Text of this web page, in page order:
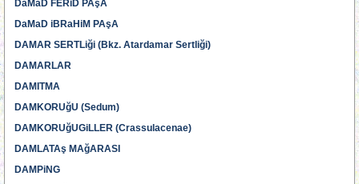
DaMaD FERiD PAşA
DaMaD iBRaHiM PAşA
DAMAR SERTLiği (Bkz. Atardamar Sertliği)
DAMARLAR
DAMITMA
DAMKORUğU (Sedum)
DAMKORUğUGiLLER (Crassulacenae)
DAMLATAş MAğARASI
DAMPiNG